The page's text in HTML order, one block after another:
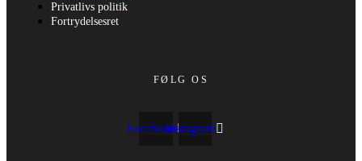
Privatlivs politik
Fortrydelsesret
FØLG OS
FacebookInstagram